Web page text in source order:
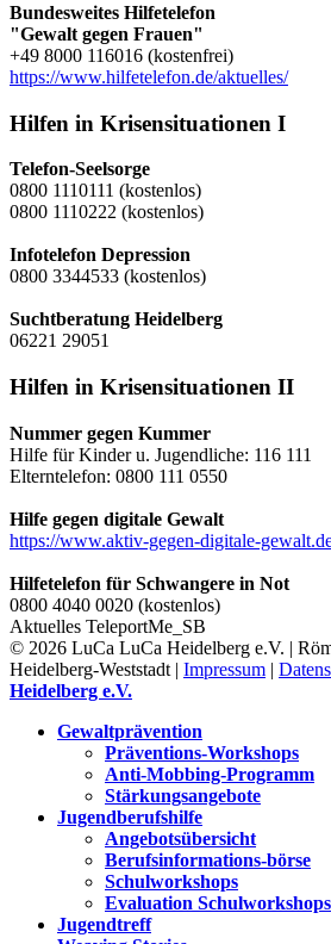
Bundesweites Hilfetelefon
"Gewalt gegen Frauen"
+49 8000 116016 (kostenfrei)
https://www.hilfetelefon.de/aktuelles/
Hilfen in Krisensituationen I
Telefon-Seelsorge
0800 1110111 (kostenlos)
0800 1110222 (kostenlos)
Infotelefon Depression
0800 3344533 (kostenlos)
Suchtberatung Heidelberg
06221 29051
Hilfen in Krisensituationen II
Nummer gegen Kummer
Hilfe für Kinder u. Jugendliche: 116 111
Elterntelefon: 0800 111 0550
Hilfe gegen digitale Gewalt
https://www.aktiv-gegen-digitale-
Hilfetelefon für Schwangere in Not
0800 4040 0020 (kostenlos)
Aktuelles TeleportMe_SB
© 2026 LuCa LuCa Heidelberg e.V. |
Heidelberg-Weststadt | Impressum |
Heidelberg e.V.
Gewaltprävention
Präventions-Workshops
Anti-Mobbing-Programm
Stärkungsangebote
Jugendberufshilfe
Angebotsübersicht
Berufsinformations-börse
Schulworkshops
Evaluation Schulworkshops
Jugendtreff